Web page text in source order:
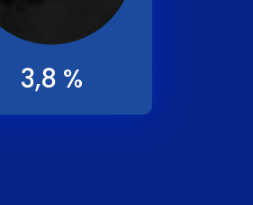
3,8 %